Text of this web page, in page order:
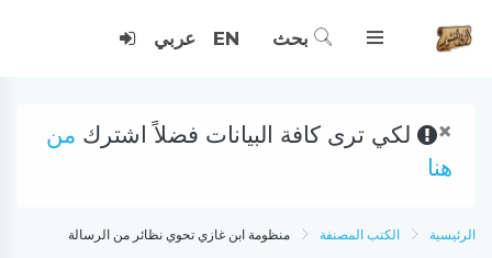
بحث EN عربي
× لكي ترى كافة البيانات فضلاً اشترك من
هنا
الرئيسية الكتب المصنفة منظومة ابن غازي تحوي نظائر من الرسالة